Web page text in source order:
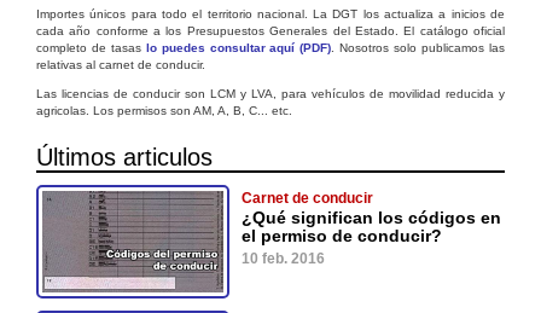
Importes únicos para todo el territorio nacional. La DGT los actualiza a inicios de
cada año conforme a los Presupuestos Generales del Estado. El catálogo oficial
completo de tasas lo puedes consultar aquí (PDF) . Nosotros solo publicamos las
relativas al carnet de conducir.
Las licencias de conducir son LCM y LVA, para vehículos de movilidad reducida y
agricolas. Los permisos son AM, A, B, C... etc.
Últimos articulos
Carnet de conducir
¿Qué significan los códigos en
el permiso de conducir?
10 feb. 2016